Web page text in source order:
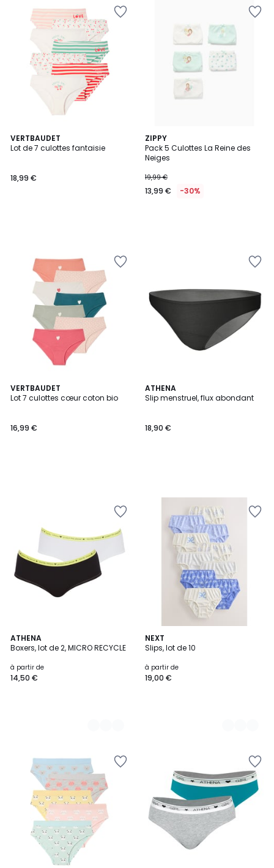
VERTBAUDET
Lot de 7 culottes fantaisie
18,99 €
ZIPPY
Pack 5 Culottes La Reine des
Neiges
19,99 €
13,99 € -30%
VERTBAUDET
Lot 7 culottes cœur coton bio
16,99 €
ATHENA
Slip menstruel, flux abondant
18,90 €
ATHENA
Boxers, lot de 2, MICRO RECYCLE
à partir de
14,50 €
3
Couleurs
NEXT
Slips, lot de 10
à partir de
19,00 €
6
Couleurs